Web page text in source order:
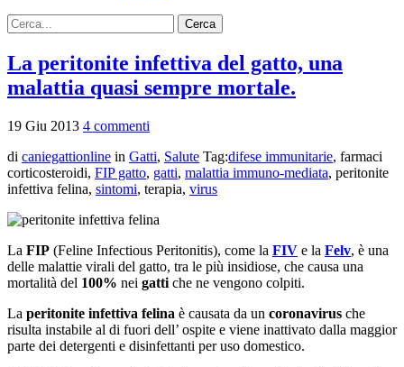
La peritonite infettiva del gatto, una
malattia quasi sempre mortale.
19 Giu 2013 4 commenti
di caniegattionline in Gatti, Salute Tag:difese immunitarie, farmaci
corticosteroidi, FIP gatto, gatti, malattia immuno-mediata, peritonite
infettiva felina, sintomi, terapia, virus
La FIP (Feline Infectious Peritonitis), come la FIV e la Felv, è una
delle malattie virali del gatto, tra le più insidiose, che causa una
mortalità del 100% nei gatti che ne vengono colpiti.
La peritonite infettiva felina è causata da un coronavirus che
risulta instabile al di fuori dell’ ospite e viene inattivato dalla maggior
parte dei detergenti e disinfettanti per uso domestico.